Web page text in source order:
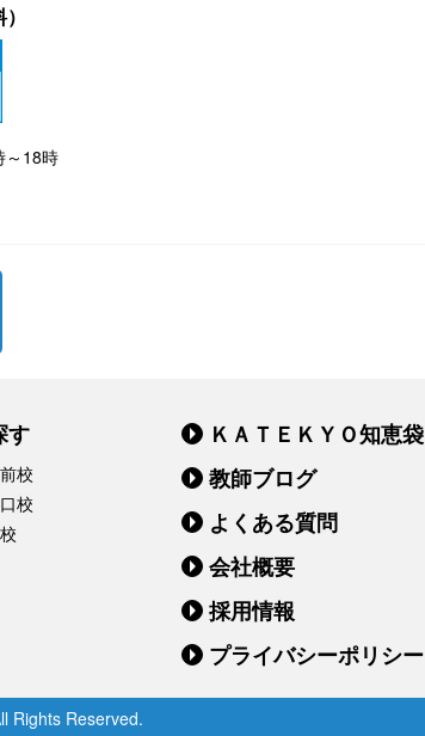
～18時
す
校
校
ＫＡＴＥＫＹＯ知恵袋
教師ブログ
よくある質問
会社概要
採用情報
プライバシーポリシー
Rights Reserved.